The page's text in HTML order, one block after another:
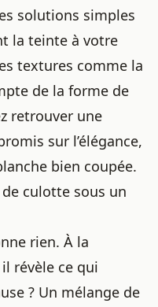
solutions simples
la teinte à votre
textures comme la
de la forme de
retrouver une
sur l’élégance,
bien coupée.
culotte sous un
rien. À la
révèle ce qui
? Un mélange de